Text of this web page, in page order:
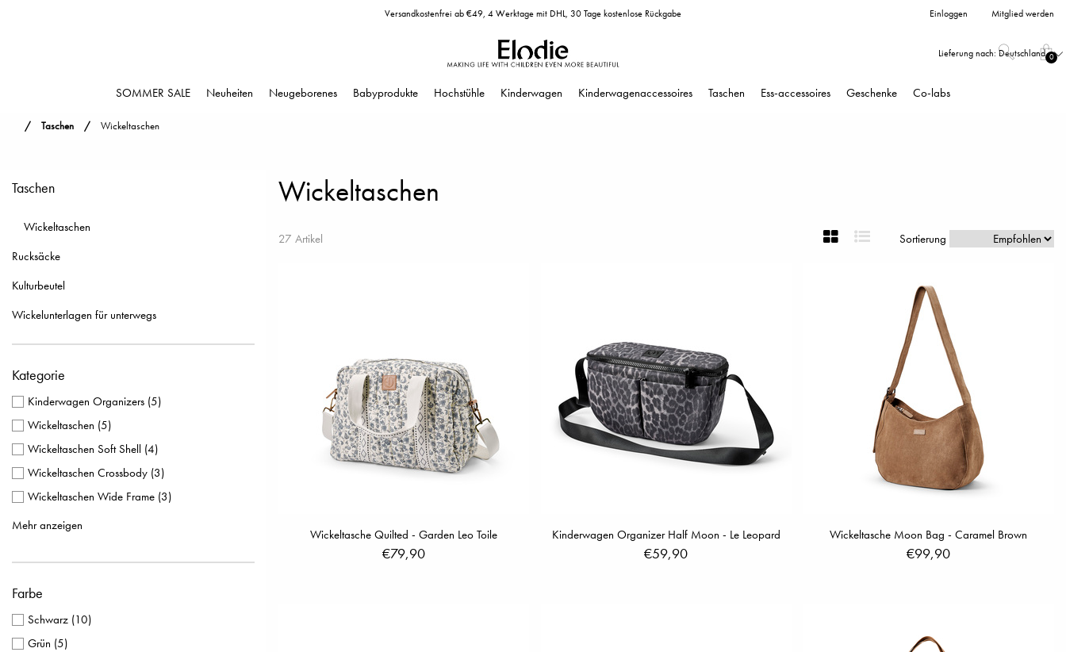
Versandkostenfrei ab €49, 4 Werktage mit DHL, 30 Tage kostenlose Rückgabe Einloggen Mitglied werden
Lieferung nach: Deutschland 0
SOMMER SALE Neuheiten Neugeborenes Babyprodukte Hochstühle Kinderwagen Kinderwagenaccessoires Taschen Ess-accessoires Geschenke Co-labs
Taschen Wickeltaschen
Taschen
Wickeltaschen
Rucksäcke
Kulturbeutel
Wickelunterlagen für unterwegs
Kategorie
Kinderwagen Organizers (5)
Wickeltaschen (5)
Wickeltaschen Soft Shell (4)
Wickeltaschen Crossbody (3)
Wickeltaschen Wide Frame (3)
Wickeltasche Moon Bag
Kinderwagen Accessoires(1)
Wickeltasche BackPack City
Wickeltaschen Braided Leather
Mehr anzeigen
Farbe
Schwarz (10)
Grün (5)
Wickeltaschen
27 Artikel Sortierung
Wickeltasche Quilted - Garden Leo Toile
€79,90
Kinderwagen Organizer Half Moon - Le Leopard
€59,90
Wickeltasche Moon Bag - Caramel Brown
€99,90